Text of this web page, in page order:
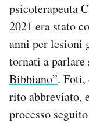
AREA
Newsletter
Notifiche
Regala il Post
Hai bisogno
Esci
psicoterapeuta
2021 era stato
anni per lesioni
tornati a
Bibbiano”. Foti,
rito abbreviato,
processo